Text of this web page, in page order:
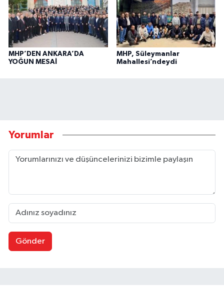
MHP’DEN ANKARA’DA
YOĞUN MESAİ
MHP, Süleymanlar
Mahallesi’ndeydi
Yorumlar
Gönder